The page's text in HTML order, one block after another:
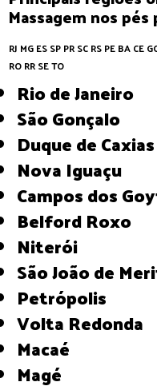
Massagem nos
RJ MGESSPPRSCRSPEBACE
RORRSETO
Rio de Janeiro
São Gonçalo
Duque de Caxias
Nova Iguaçu
Campos dos
Belford Roxo
Niterói
São João de
Petrópolis
Volta Redonda
Macaé
Magé